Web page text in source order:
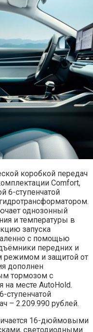
коробкой передач
Comfort,
6-ступенчатой
однозонный
и температуры в
запуска
с помощью
передних и
режимом и защитой от
дополнен
тормозом с
месте AutoHold.
ступенчатой
– 2.209.990 рублей.
16-дюймовыми
светодиодными